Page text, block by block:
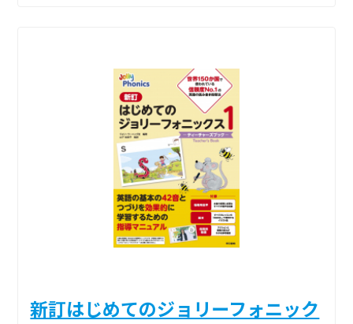
新訂はじめてのジョリーフォニック